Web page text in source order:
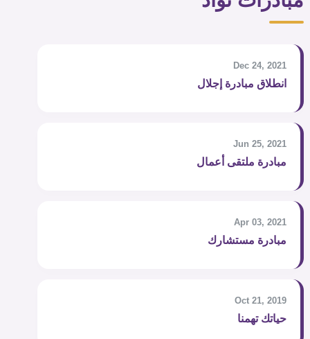
Dec 24, 2021
انطلاق مبادرة إجلال
Jun 25, 2021
مبادرة ملتقى أعمال
Apr 03, 2021
مبادرة مستشارك
Oct 21, 2019
حياتك تهمنا